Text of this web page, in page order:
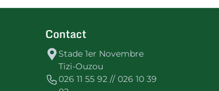
Contact
Stade 1er Novembre
Tizi-Ouzou
026 11 55 92 // 026 10 39